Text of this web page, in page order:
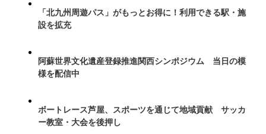
「北九州周遊パス」がもっとお得に！利用できる駅・施
設を拡充
阿蘇世界文化遺産登録推進関西シンポジウム 当日の模
様を配信中
ボートレース芦屋、スポーツを通じて地域貢献 サッカ
ー教室・大会を後押し